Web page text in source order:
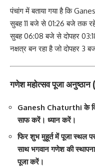
पंचांग में बताया गया है कि
सुबह 11 बजे से 01:26 बजे तक
सुबह 06:08 बजे से दोपहर
नक्षत्र बन रहा है जो दोपहर 3
गणेश महोत्सव पूजा
Ganesh Chaturthi के
साफ करें। ध्यान करें।
फिर शुभ मुहूर्त में पूजा स्थल
साथ भगवान गणेश की
पूजा करें।